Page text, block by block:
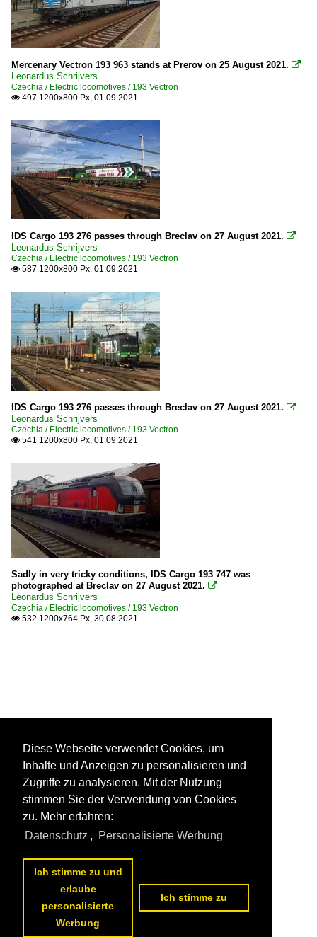
Mercenary Vectron 193 963 stands at Prerov on 25 August 2021. 
Leonardus Schrijvers
Czechia / Electric locomotives / 193 Vectron
 497 1200x800 Px, 01.09.2021
IDS Cargo 193 276 passes through Breclav on 27 August 2021. 
Leonardus Schrijvers
Czechia / Electric locomotives / 193 Vectron
 587 1200x800 Px, 01.09.2021
IDS Cargo 193 276 passes through Breclav on 27 August 2021. 
Leonardus Schrijvers
Czechia / Electric locomotives / 193 Vectron
 541 1200x800 Px, 01.09.2021
Sadly in very tricky conditions, IDS Cargo 193 747 was
photographed at Breclav on 27 August 2021. 
Leonardus Schrijvers
Czechia / Electric locomotives / 193 Vectron
 532 1200x764 Px, 30.08.2021
Diese Webseite verwendet Cookies, um
Inhalte und Anzeigen zu personalisieren und
Zugriffe zu analysieren. Mit der Nutzung
stimmen Sie der Verwendung von Cookies
zu. Mehr erfahren:
Datenschutz , Personalisierte Werbung
Ich stimme zu und
erlaube
personalisierte
Werbung
Ich stimme zu